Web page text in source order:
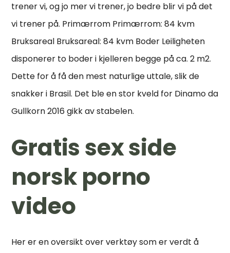
trener vi, og jo mer vi trener, jo bedre blir vi på det
vi trener på. Primærrom Primærrom: 84 kvm
Bruksareal Bruksareal: 84 kvm Boder Leiligheten
disponerer to boder i kjelleren begge på ca. 2 m2.
Dette for å få den mest naturlige uttale, slik de
snakker i Brasil. Det ble en stor kveld for Dinamo da
Gullkorn 2016 gikk av stabelen.
Gratis sex side
norsk porno
video
Her er en oversikt over verktøy som er verdt å